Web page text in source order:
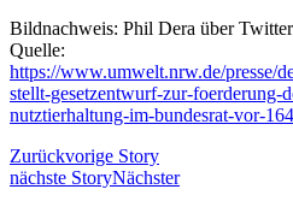
Bildnachweis: Phil Dera über Twitter
Quelle:
https://www.umwelt.nrw.de/presse/
stellt-gesetzentwurf-zur-foerderung-
nutztierhaltung-im-bundesrat-vor-
Zurückvorige Story
nächste StoryNächster